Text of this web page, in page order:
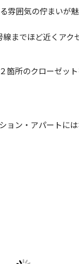
雰囲気の佇まいが
までほど近くアク
箇所のクローゼッ
ョン・アパートに